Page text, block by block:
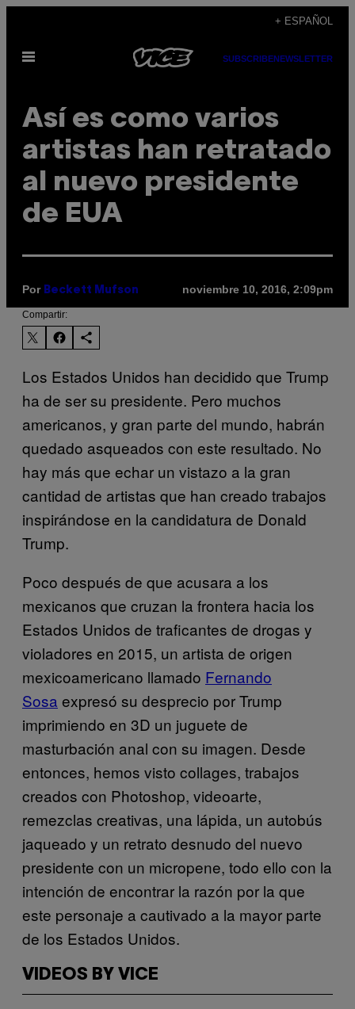
contenido
+ ESPAÑOL
Abrir
SUBSCRIBENEWSLETTER
Así es como varios
artistas han retratado
al nuevo presidente
de EUA
Por Beckett Mufson noviembre 10, 2016, 2:09pm
Compartir:
Los Estados Unidos han decidido que Trump
ha de ser su presidente. Pero muchos
americanos, y gran parte del mundo, habrán
quedado asqueados con este resultado. No
hay más que echar un vistazo a la gran
cantidad de artistas que han creado trabajos
inspirándose en la candidatura de Donald
Trump.
Poco después de que acusara a los
mexicanos que cruzan la frontera hacia los
Estados Unidos de traficantes de drogas y
violadores en 2015, un artista de origen
mexicoamericano llamado Fernando
Sosa expresó su desprecio por Trump
imprimiendo en 3D un juguete de
masturbación anal con su imagen. Desde
entonces, hemos visto collages, trabajos
creados con Photoshop, videoarte,
remezclas creativas, una lápida, un autobús
jaqueado y un retrato desnudo del nuevo
presidente con un micropene, todo ello con la
intención de encontrar la razón por la que
este personaje a cautivado a la mayor parte
de los Estados Unidos.
VIDEOS BY VICE